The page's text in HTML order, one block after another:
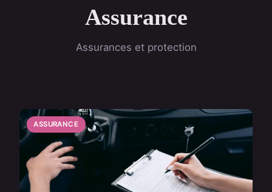
Assurance
Assurances et protection
ASSURANCE